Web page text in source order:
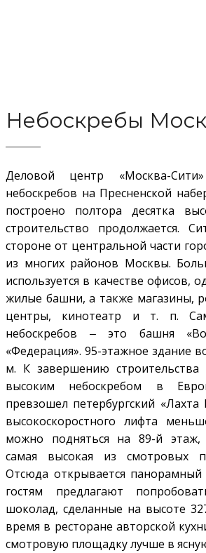
Небоскребы
Деловой центр «Москва-
небоскребов на Пресненской
построено полтора десятка
строительство продолжается.
стороне от центральной части
из многих районов Москвы.
используется в качестве офисов,
жилые башни, а также магазины,
центры, кинотеатр и т. п.
небоскребов ‒ это башня
«Федерация». 95-этажное здание
м. К завершению
высоким небоскребом в
превзошел петербургский
высокоскоростного лифта
можно подняться на 89-й этаж,
самая высокая из смотровых
Отсюда открывается
гостям предлагают
шоколад, сделанные на высоте
время в ресторане авторской
смотровую площадку лучше в